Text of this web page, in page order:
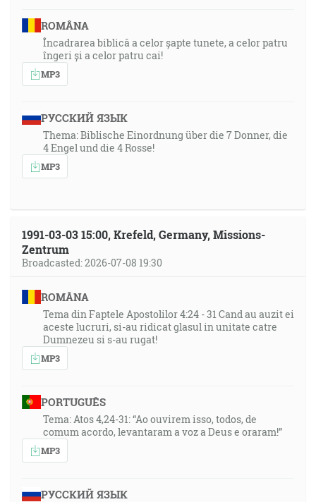
ROMÂNA
Încadrarea biblică a celor șapte tunete, a celor patru
îngeri și a celor patru cai!
MP3
РУССКИЙ ЯЗЫК
Thema: Biblische Einordnung über die 7 Donner, die
4 Engel und die 4 Rosse!
MP3
1991-03-03 15:00, Krefeld, Germany, Missions-
Zentrum
Broadcasted: 2026-07-08 19:30
ROMÂNA
Tema din Faptele Apostolilor 4:24 - 31 Cand au auzit ei
aceste lucruri, si-au ridicat glasul in unitate catre
Dumnezeu si s-au rugat!
MP3
PORTUGUÊS
Tema: Atos 4,24-31: “Ao ouvirem isso, todos, de
comum acordo, levantaram a voz a Deus e oraram!”
MP3
РУССКИЙ ЯЗЫК